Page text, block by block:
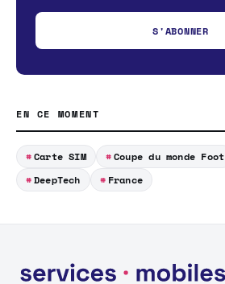
S'ABONNER
EN CE MOMENT
Carte SIM Coupe du monde Foot
DeepTech
France